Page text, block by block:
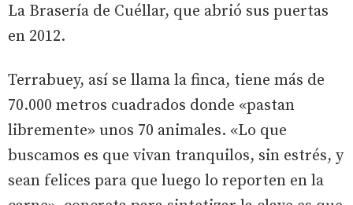
La Brasería de Cuéllar, que abrió sus puertas
en 2012.
Terrabuey, así se llama la finca, tiene más de
70.000 metros cuadrados donde «pastan
libremente» unos 70 animales. «Lo que
buscamos es que vivan tranquilos, sin estrés, y
sean felices para que luego lo reporten en la